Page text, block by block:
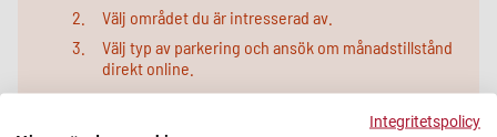
Välj området du är intresserad av.
Välj typ av parkering och ansök om månadstillstånd
direkt online.
Integritetspolicy